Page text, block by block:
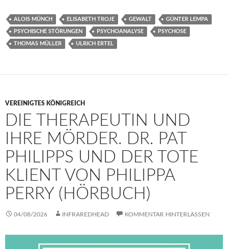
ALOIS MÜNCH ELISABETH TROJE GEWALT GÜNTER LEMPA
PSYCHISCHE STÖRUNGEN PSYCHOANALYSE PSYCHOSE
THOMAS MÜLLER ULRICH ERTEL
VEREINIGTES KÖNIGREICH
DIE THERAPEUTIN UND
IHRE MÖRDER. DR. PAT
PHILIPPS UND DER TOTE
KLIENT VON PHILIPPA
PERRY (HÖRBUCH)
04/08/2026 INFRAREDHEAD KOMMENTAR HINTERLASSEN